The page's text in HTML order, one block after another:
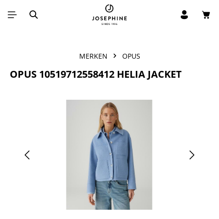
Ga naar de hoofdinhoud
MERKEN OPUS
OPUS 10519712558412 HELIA JACKET